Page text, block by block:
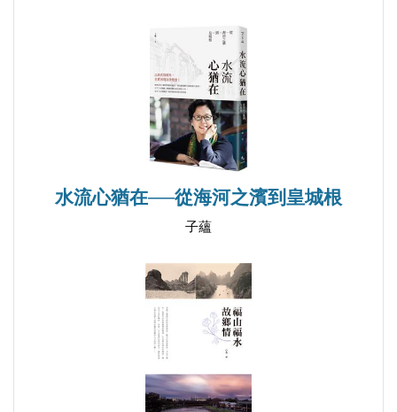
古典文學、文章寫作、語文應用、行銷自己
教您如何取好名、教您如何作姓名對聯
生活：軍艦上的餐廳/澎湖印象/非常男女/打架事件省
思/小艇落海/出海試射飛彈/航行嘔吐/春節佈置/慶生
餐會/艦上廣播器事件/航行寫古詩/艦上小鴿/長官虐
待/白鷺鷥聯想/罰站/蘇澳媽祖廟/烏坵運補/舉辦艦慶/
兵器長人物刻劃/非常嘔吐
第五旅站 地點：花蓮(直昇機大隊)
時間：８６年11月9日開始
慶祝大會的專題報告/星相專家陳靖怡/投稿忠義報/輔
導官兵的心理狀況/電影評論/華航事件/阿瑞精神科就
診/蘇澳風光/面相趣事/獨坐七星潭/解析他山之石/神
辦/鐘樓關愛協會/逃亡事件/阿誠與阿毅的問題/聯誼活
水流心猶在──從海河之濱到皇城根
子蘊